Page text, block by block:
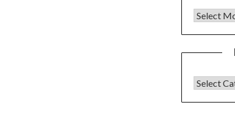
Tutto
DI COSA